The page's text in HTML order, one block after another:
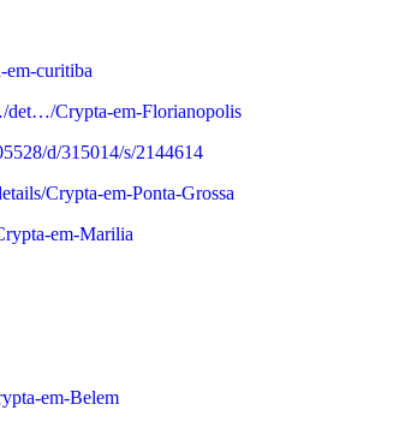
em-curitiba
det…/Crypta-em-Florianopolis
d/315014/s/2144614
Crypta-em-Ponta-Grossa
em-Marilia
em-Belem